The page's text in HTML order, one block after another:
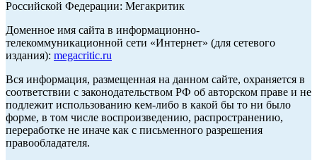
Российской Федерации: Мегакритик
Доменное имя сайта в информационно-
телекоммуникационной сети «Интернет» (для сетевого
издания): megacritic.ru
Вся информация, размещенная на данном сайте, охраняется в
соответствии с законодательством РФ об авторском праве и не
подлежит использованию кем-либо в какой бы то ни было
форме, в том числе воспроизведению, распространению,
переработке не иначе как с письменного разрешения
правообладателя.